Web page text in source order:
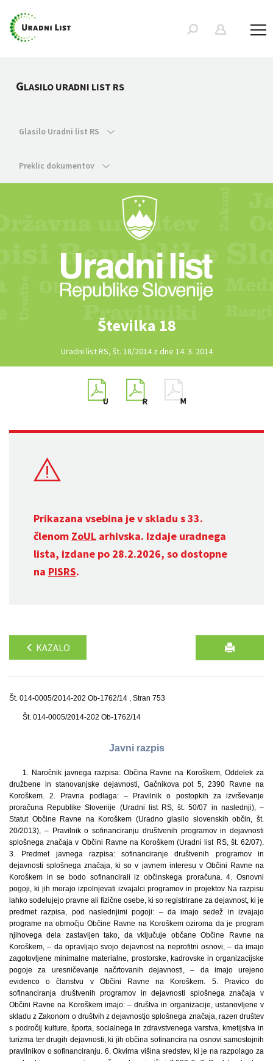
GLASILO URADNI LIST RS
Glasilo Uradni list RS
Preklic dokumentov
Številka 18
Uradni list RS, št. 18/2014 z dne 14. 3. 2014
Prikazana vsebina je v skladu s 33.
členom ZoUL arhivska. Izdaje uradnega
lista, izdane po 28.2.2026, so dostopne
na PISRS.
KAZALO
Št. 014-0005/2014-202 Ob-1762/14 , Stran 753
Št. 014-0005/2014-202 Ob-1762/14
Javni razpis
1. Naročnik javnega razpisa: Občina Ravne na Koroškem, Oddelek za
družbene in stanovanjske dejavnosti, Gačnikova pot 5, 2390 Ravne na
Koroškem. 2. Pravna podlaga: – Pravilnik o postopkih za izvrševanje
proračuna Republike Slovenije (Uradni list RS, št. 50/07 in naslednji), –
Statut Občine Ravne na Koroškem (Uradno glasilo slovenskih občin, št.
20/2013), – Pravilnik o sofinanciranju društvenih programov in dejavnosti
splošnega značaja v Občini Ravne na Koroškem (Uradni list RS, št. 62/07).
3. Predmet javnega razpisa: sofinanciranje društvenih programov in
dejavnosti splošnega značaja, ki so v javnem interesu v Občini Ravne na
Koroškem in se bodo sofinancirali iz občinskega proračuna. 4. Osnovni
pogoji, ki jih morajo izpolnjevati izvajalci programov in projektov Na razpisu
lahko sodelujejo pravne ali fizične osebe, ki so registrirane za dejavnost, ki je
predmet razpisa, pod naslednjimi pogoji: – da imajo sedež in izvajajo
programe na območju Občine Ravne na Koroškem oziroma da je program
njihovega dela zastavljen tako, da vključuje občane Občine Ravne na
Koroškem, – da opravljajo svojo dejavnost na neprofitni osnovi, – da imajo
zagotovljene minimalne materialne, prostorske, kadrovske in organizacijske
pogoje za uresničevanje načrtovanih dejavnosti, – da imajo urejeno
evidenco o članstvu v Občini Ravne na Koroškem. 5. Pravico do
sofinanciranja društvenih programov in dejavnosti splošnega značaja v
Občini Ravne na Koroškem imajo: – društva in organizacije, ustanovljene v
skladu z Zakonom o društvih z dejavnostjo splošnega značaja, razen društev
s področij kulture, športa, socialnega in zdravstvenega varstva, kmetijstva in
turizma ter drugih dejavnosti, ki jih občina sofinancira na osnovi samostojnih
pravilnikov o sofinanciranju. 6. Okvirna višina sredstev, ki je na razpolago za